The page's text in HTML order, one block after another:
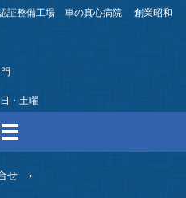
証整備工場 車の真心病院 創業昭和
・土曜
せ ›